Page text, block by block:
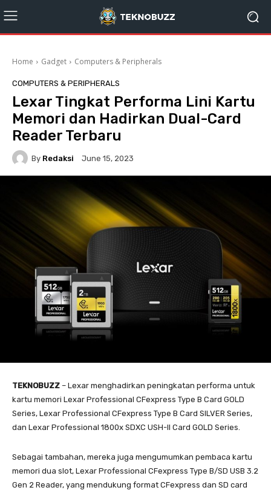
Home Gadget Computers & Peripherals
COMPUTERS & PERIPHERALS
Lexar Tingkat Performa Lini Kartu
Memori dan Hadirkan Dual-Card
Reader Terbaru
By Redaksi June 15, 2023
TEKNOBUZZ – Lexar menghadirkan peningkatan performa untuk
kartu memori Lexar Professional CFexpress Type B Card GOLD
Series, Lexar Professional CFexpress Type B Card SILVER Series,
dan Lexar Professional 1800x SDXC USH-II Card GOLD Series.
Sebagai tambahan, mereka juga mengumumkan pembaca kartu
memori dua slot, Lexar Professional CFexpress Type B/SD USB 3.2
Gen 2 Reader, yang mendukung format CFexpress dan SD card